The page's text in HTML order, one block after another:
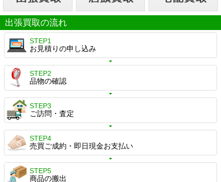
出張買取の流れ
STEP1
お見積りの申し込み
STEP2
品物の確認
STEP3
ご訪問・査定
STEP4
売買ご成約・即日現金お支払い
STEP5
商品の搬出